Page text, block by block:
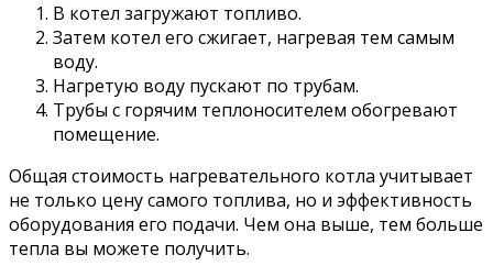
В котел загружают топливо.
Затем котел его сжигает, нагревая тем самым
воду.
Нагретую воду пускают по трубам.
Трубы с горячим теплоносителем обогревают
помещение.
Общая стоимость нагревательного котла учитывает
не только цену самого топлива, но и эффективность
оборудования его подачи. Чем она выше, тем больше
тепла вы можете получить.